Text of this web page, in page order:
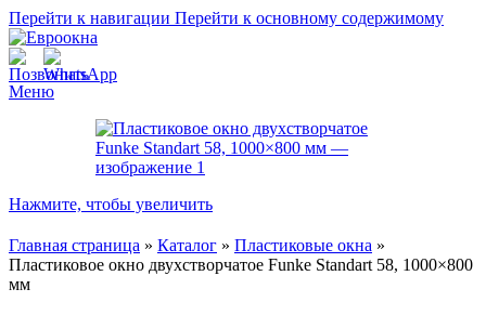
Перейти к навигации Перейти к основному содержимому
Меню
Нажмите, чтобы увеличить
Главная страница » Каталог » Пластиковые окна »
Пластиковое окно двухстворчатое Funke Standart 58, 1000×800
мм